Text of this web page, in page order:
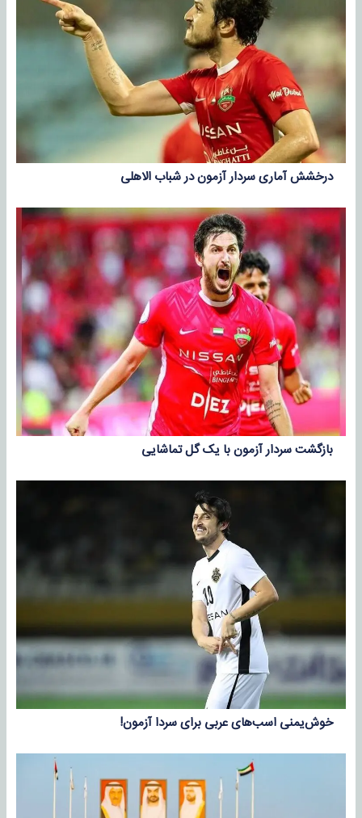
درخشش آماری سردار آزمون در شباب الاهلی
بازگشت سردار آزمون با یک گل تماشایی
خوش‌یمنی اسب‌های عربی برای سردا آزمون!